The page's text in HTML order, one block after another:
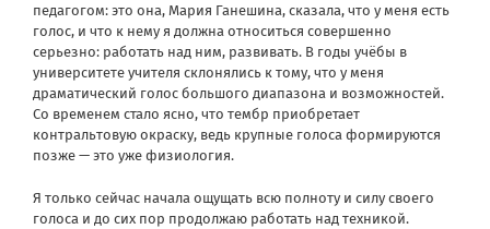
педагогом: это она, Мария Ганешина, сказала, что у меня есть
голос, и что к нему я должна относиться совершенно
серьезно: работать над ним, развивать. В годы учёбы в
университете учителя склонялись к тому, что у меня
драматический голос большого диапазона и возможностей.
Со временем стало ясно, что тембр приобретает
контральтовую окраску, ведь крупные голоса формируются
позже — это уже физиология.
Я только сейчас начала ощущать всю полноту и силу своего
голоса и до сих пор продолжаю работать над техникой.